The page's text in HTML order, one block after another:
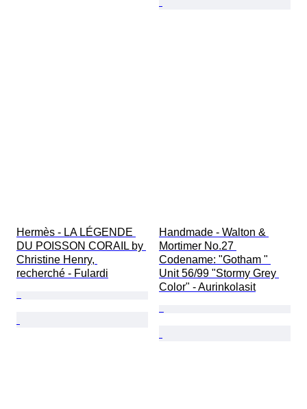
Hermès - LA LÉGENDE
DU POISSON CORAIL by
Christine Henry,
recherché - Fulardi
Handmade - Walton &
Mortimer No.27
Codename: "Gotham "
Unit 56/99 "Stormy Grey
Color" - Aurinkolasit